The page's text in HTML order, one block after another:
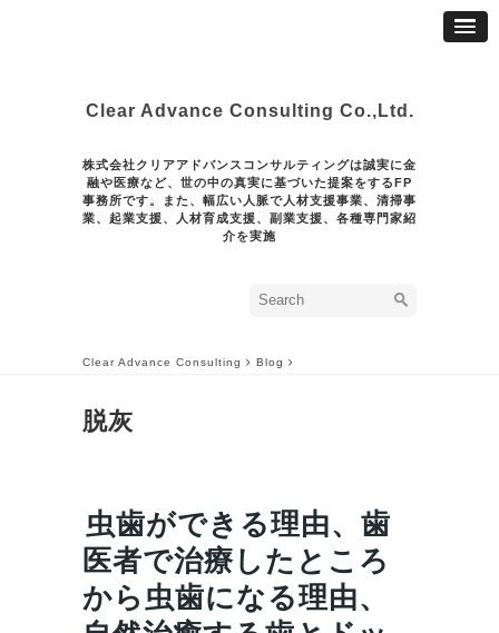
Clear Advance Consulting Co.,Ltd.
株式会社クリアアドバンスコンサルティングは誠実に金
融や医療など、世の中の真実に基づいた提案をするFP
事務所です。また、幅広い人脈で人材支援事業、清掃事
業、起業支援、人材育成支援、副業支援、各種専門家紹
介を実施
Clear Advance Consulting Blog
脱灰
虫歯ができる理由、歯
医者で治療したところ
から虫歯になる理由、